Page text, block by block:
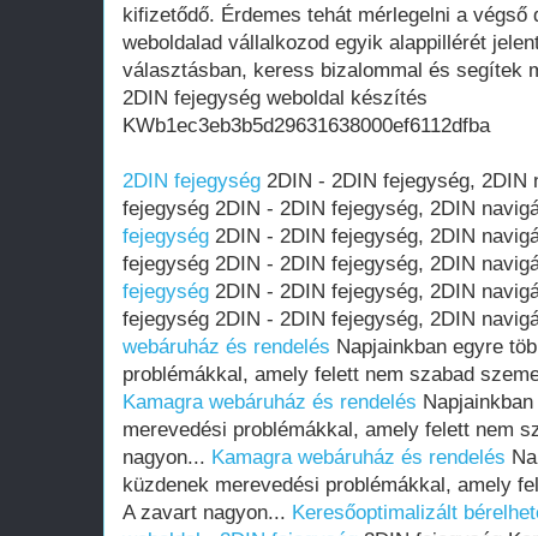
kifizetődő. Érdemes tehát mérlegelni a végső
weboldalad vállalkozod egyik alappillérét
választásban, keress bizalommal és segítek
2DIN fejegység weboldal készítés
KWb1ec3eb3b5d29631638000ef6112dfba
2DIN fejegység 2DIN - 2DIN fejegység, 2DIN
fejegység 2DIN - 2DIN fejegység, 2DIN
fejegység 2DIN - 2DIN fejegység, 2DIN
fejegység 2DIN - 2DIN fejegység, 2DIN
fejegység 2DIN - 2DIN fejegység, 2DIN
fejegység 2DIN - 2DIN fejegység, 2DIN
webáruház és rendelés Napjainkban egyre
problémákkal, amely felett nem szabad
Kamagra webáruház és rendelés
merevedési problémákkal, amely felett nem
nagyon... Kamagra webáruház és rendelés
küzdenek merevedési problémákkal, amely
A zavart nagyon... Keresőoptimalizált